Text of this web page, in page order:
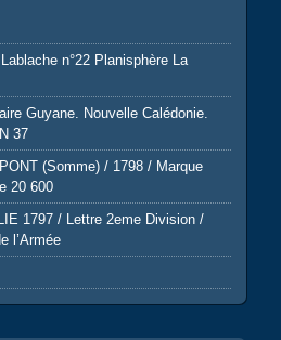
n°22 Planisphère La
Guyane. Nouvelle Calédonie.
37
(Somme) / 1798 / Marque
20 600
1797 / Lettre 2eme Division /
l’Armée